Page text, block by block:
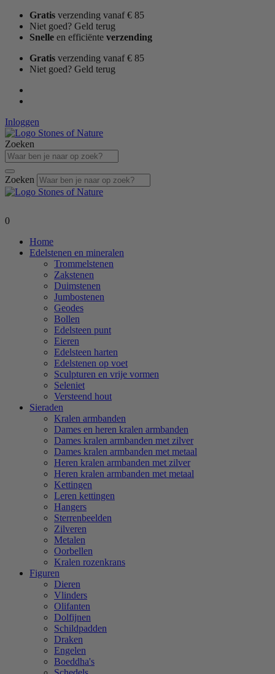
naar
Gratis verzending vanaf € 85
Niet goed? Geld terug
Snelle en efficiënte verzending
Gratis verzending vanaf € 85
Niet goed? Geld terug
Inloggen
Zoeken
Zoeken
0
Home
Edelstenen en mineralen
Trommelstenen
Zakstenen
Duimstenen
Jumbostenen
Geodes
Bollen
Edelsteen punt
Eieren
Edelsteen harten
Edelstenen op voet
Sculpturen en vrije vormen
Seleniet
Versteend hout
Sieraden
Kralen armbanden
Dames en heren kralen armbanden
Dames kralen armbanden met zilver
Dames kralen armbanden met metaal
Heren kralen armbanden met zilver
Heren kralen armbanden met metaal
Kettingen
Leren kettingen
Hangers
Sterrenbeelden
Zilveren
Metalen
Oorbellen
Kralen rozenkrans
Figuren
Dieren
Vlinders
Olifanten
Dolfijnen
Schildpadden
Draken
Engelen
Boeddha's